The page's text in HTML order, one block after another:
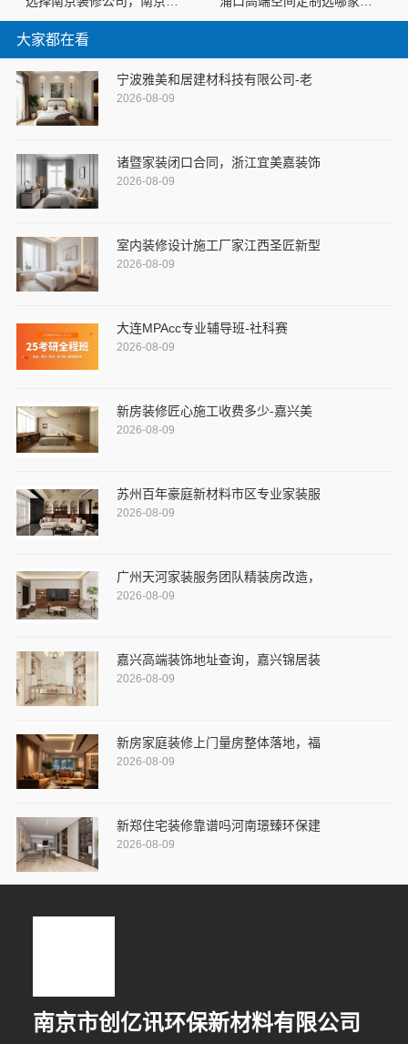
大家都在看
宁波雅美和居建材科技有限公司-老
2026-08-09
诸暨家装闭口合同，浙江宜美嘉装饰
2026-08-09
室内装修设计施工厂家江西圣匠新型
2026-08-09
大连MPAcc专业辅导班-社科赛
2026-08-09
新房装修匠心施工收费多少-嘉兴美
2026-08-09
苏州百年豪庭新材料市区专业家装服
2026-08-09
广州天河家装服务团队精装房改造，
2026-08-09
嘉兴高端装饰地址查询，嘉兴锦居装
2026-08-09
新房家庭装修上门量房整体落地，福
2026-08-09
新郑住宅装修靠谱吗河南璟臻环保建
2026-08-09
南京市创亿讯环保新材料有限公司